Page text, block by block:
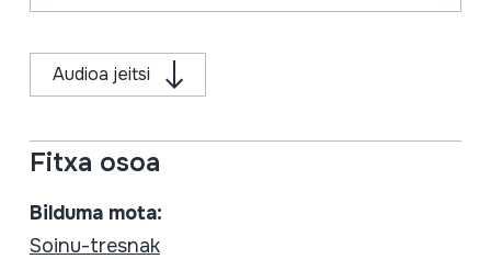
Audioa jeitsi
Fitxa osoa
Bilduma mota:
Soinu-tresnak